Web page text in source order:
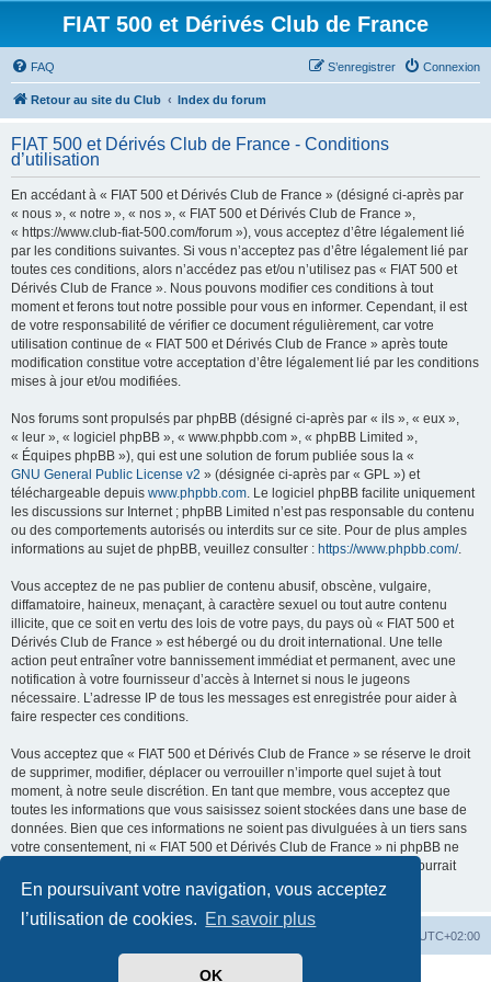
En poursuivant votre navigation, vous acceptez
l’utilisation de cookies. En savoir plus
OK
FIAT 500 et Dérivés Club de France
FAQ Connexion
S’enregistrer
Retour au site du Club Index du forum
FIAT 500 et Dérivés Club de France - Conditions
d’utilisation
En accédant à « FIAT 500 et Dérivés Club de France » (désigné ci-après par
« nous », « notre », « nos », « FIAT 500 et Dérivés Club de France »,
« https://www.club-fiat-500.com/forum »), vous acceptez d’être légalement lié
par les conditions suivantes. Si vous n’acceptez pas d’être légalement lié par
toutes ces conditions, alors n’accédez pas et/ou n’utilisez pas « FIAT 500 et
Dérivés Club de France ». Nous pouvons modifier ces conditions à tout
moment et ferons tout notre possible pour vous en informer. Cependant, il est
de votre responsabilité de vérifier ce document régulièrement, car votre
utilisation continue de « FIAT 500 et Dérivés Club de France » après toute
modification constitue votre acceptation d’être légalement lié par les conditions
mises à jour et/ou modifiées.
Nos forums sont propulsés par phpBB (désigné ci-après par « ils », « eux »,
« leur », « logiciel phpBB », « www.phpbb.com », « phpBB Limited »,
« Équipes phpBB »), qui est une solution de forum publiée sous la «
GNU General Public License v2 » (désignée ci-après par « GPL ») et
téléchargeable depuis www.phpbb.com. Le logiciel phpBB facilite uniquement
les discussions sur Internet ; phpBB Limited n’est pas responsable du contenu
ou des comportements autorisés ou interdits sur ce site. Pour de plus amples
informations au sujet de phpBB, veuillez consulter : https://www.phpbb.com/.
Vous acceptez de ne pas publier de contenu abusif, obscène, vulgaire,
diffamatoire, haineux, menaçant, à caractère sexuel ou tout autre contenu
illicite, que ce soit en vertu des lois de votre pays, du pays où « FIAT 500 et
Dérivés Club de France » est hébergé ou du droit international. Une telle
action peut entraîner votre bannissement immédiat et permanent, avec une
notification à votre fournisseur d’accès à Internet si nous le jugeons
nécessaire. L’adresse IP de tous les messages est enregistrée pour aider à
faire respecter ces conditions.
Vous acceptez que « FIAT 500 et Dérivés Club de France » se réserve le droit
de supprimer, modifier, déplacer ou verrouiller n’importe quel sujet à tout
moment, à notre seule discrétion. En tant que membre, vous acceptez que
toutes les informations que vous saisissez soient stockées dans une base de
données. Bien que ces informations ne soient pas divulguées à un tiers sans
votre consentement, ni « FIAT 500 et Dérivés Club de France » ni phpBB ne
pourront être tenus responsables de toute tentative de piratage qui pourrait
conduire à la compromission des données.
UTC+02:00
phpBB ® Forum Software © phpBB Limited